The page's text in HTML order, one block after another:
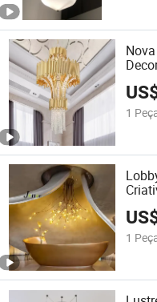
LED
1
1